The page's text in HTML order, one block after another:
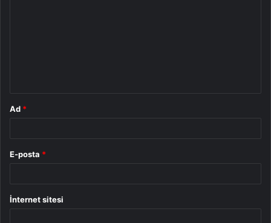
Ad *
E-posta *
İnternet sitesi